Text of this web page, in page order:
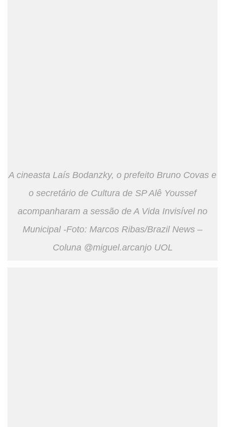
A cineasta Laís Bodanzky, o prefeito Bruno Covas e
o secretário de Cultura de SP Alê Youssef
acompanharam a sessão de A Vida Invisível no
Municipal -Foto: Marcos Ribas/Brazil News –
Coluna @miguel.arcanjo UOL